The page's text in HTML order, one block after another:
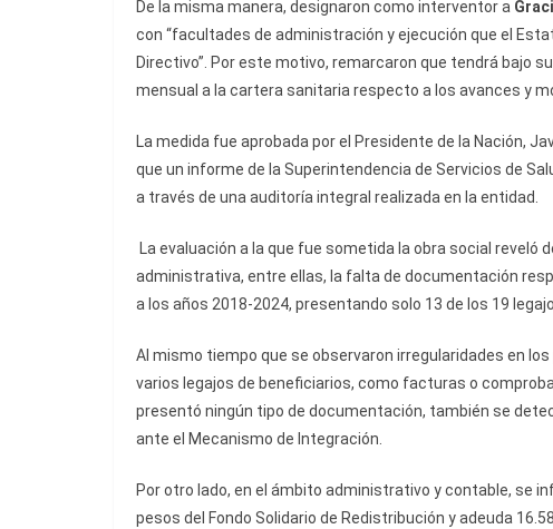
De la misma manera, designaron como interventor a
con “facultades de administración y ejecución que el
Directivo”. Por este motivo, remarcaron que tendrá bajo
mensual a la cartera sanitaria respecto a los avances y
La medida fue aprobada por el Presidente de la Nación,
que un informe de la Superintendencia de Servicios de
a través de una auditoría integral realizada en la entidad.
La evaluación a la que fue sometida la obra social
administrativa, entre ellas, la falta de documentación
a los años 2018-2024, presentando solo 13 de los 19
Al mismo tiempo que se observaron irregularidades en
varios legajos de beneficiarios, como facturas o
presentó ningún tipo de documentación, también se
ante el Mecanismo de Integración.
Por otro lado, en el ámbito administrativo y contable, se
pesos del Fondo Solidario de Redistribución y adeuda